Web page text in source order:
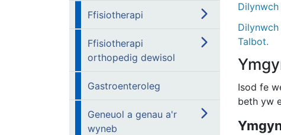
Ffisiotherapi
Ffisiotherapi
orthopedig dewisol
Gastroenteroleg
Geneuol a genau a'r
wyneb
Talbot.
Isod fe
beth yw